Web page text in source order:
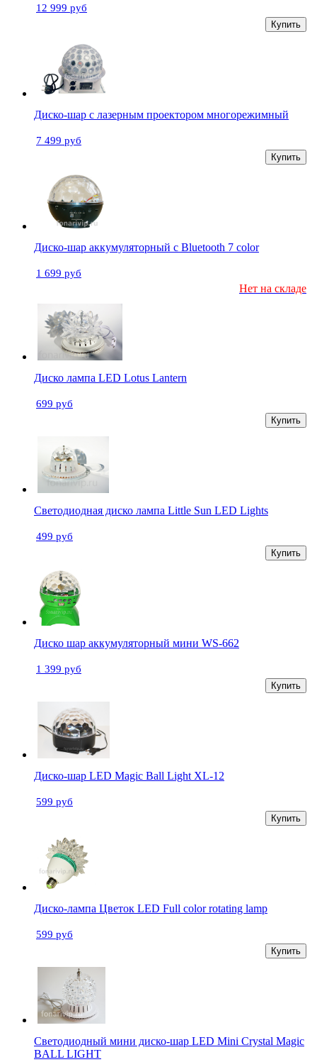
12 999 руб
Купить
Диско-шар с лазерным проектором многорежимный
7 499 руб
Купить
Диско-шар аккумуляторный с Bluetooth 7 color
1 699 руб
Нет на складе
Диско лампа LED Lotus Lantern
699 руб
Купить
Светодиодная диско лампа Little Sun LED Lights
499 руб
Купить
Диско шар аккумуляторный мини WS-662
1 399 руб
Купить
Диско-шар LED Magic Ball Light XL-12
599 руб
Купить
Диско-лампа Цветок LED Full color rotating lamp
599 руб
Купить
Светодиодный мини диско-шар LED Mini Crystal Magic
BALL LIGHT